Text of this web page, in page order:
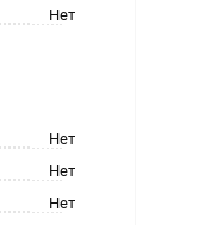
Нет
Нет
Нет
Нет